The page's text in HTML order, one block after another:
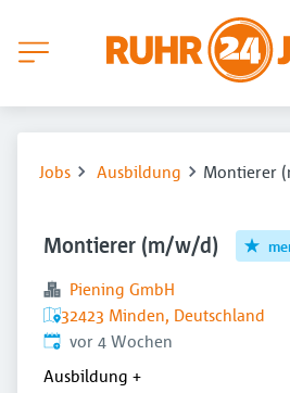
Jobs Ausbildung Montierer
Montierer (m/w/d)
Piening GmbH
32423 Minden, Deutschland
Veröffentlicht:
vor 4 Wochen
Ausbildung +